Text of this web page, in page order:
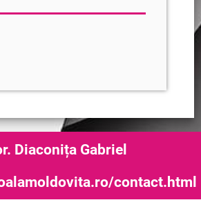
Diaconița Gabriel
contact.html